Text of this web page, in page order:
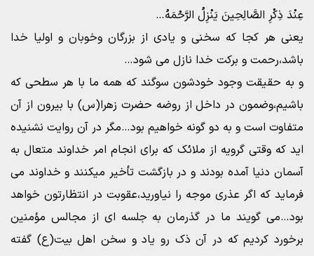
عِنْدَ ذِکْرِ الصَّالِحِینَ یَنْزِلُ الرَّحْمَهُ…
یعنی هر کجا که سخنی و یادی از بزرگان وخوبان و اولیا خدا
باشد،رحمت و برکت خدا نازل می شود…
و به حقیقت وجود خودشون سوگند که همه ما با هر سطحی که
باشیم،وضمون در داخل از روضه حضرت زهرا(س) با بیرون از آن
متفاوت است و به دو گونه خواهیم بود…مگر در آن روایت نشنیده
اید که وقتی گرویه از ملائک که برای انجام امر خداوند متعال به
آسمان دنیا آمده بودند و در بازگشت تأخیر میکنند و خداوند می
فرماید که اگر عذری موجه را نیاورید،عقوبت در انتظارتون خواهد
بود…می گویند ما در گذرمان به جلسه ای از مجالس مؤمنین
برخورد کردیم که در آن ذک رو یاد و سخن اهل بیت(ع) گفته